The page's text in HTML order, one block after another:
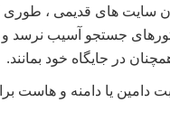
سایت های قدیمی ، طوری
جستجو آسیب نرسد و
در جایگاه خود بمانند.
دامین یا دامنه و هاست